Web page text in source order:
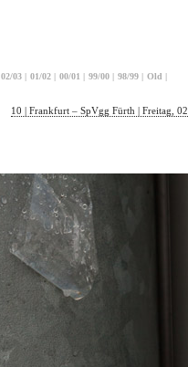
02/03 | 01/02 | 00/01 | 99/00 | 98/99 | Old |
10 | Frankfurt – SpVgg Fürth | Freitag,